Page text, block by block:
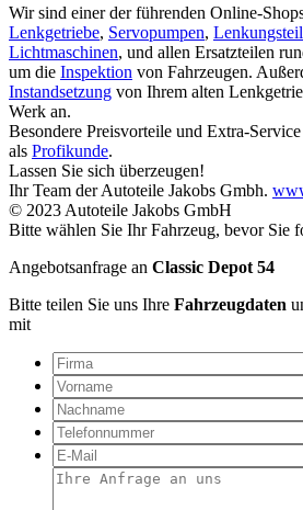
Wir sind einer der führenden Online-
Lenkgetriebe, Servopumpen,
Lichtmaschinen, und allen Ersatzteilen
um die Inspektion von Fahrzeugen.
Instandsetzung von Ihrem alten
Werk an.
Besondere Preisvorteile und Extra-
als Profikunde.
Lassen Sie sich überzeugen!
Ihr Team der Autoteile Jakobs Gmbh.
© 2023 Autoteile Jakobs GmbH
Bitte wählen Sie Ihr Fahrzeug, bevor Sie
Angebotsanfrage an Classic Depot 54
Bitte teilen Sie uns Ihre Fahrzeugdaten
mit